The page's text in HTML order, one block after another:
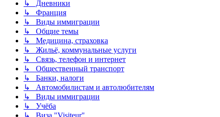
↳ Дневники
↳ Франция
↳ Виды иммиграции
↳ Общие темы
↳ Медицина, страховка
↳ Жильё, коммунальные услуги
↳ Связь, телефон и интернет
↳ Общественный транспорт
↳ Банки, налоги
↳ Автомобилистам и автолюбителям
↳ Виды иммиграции
↳ Учёба
↳ Виза "Visiteur"